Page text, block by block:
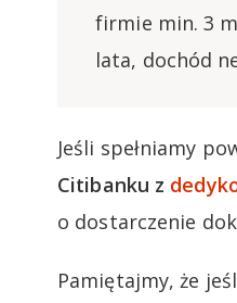
firmie min. 3
lata, dochód
Jeśli spełniamy
Citibanku z
o dostarczenie
Pamiętajmy, że